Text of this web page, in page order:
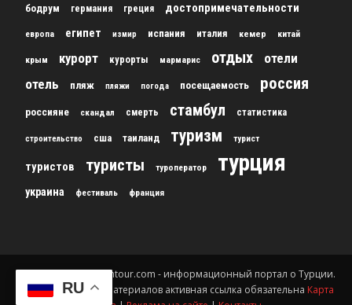
бодрум германия греция достопримечательности
европа египет измир испания италия кемер китай
крым курорт курорты мармарис отдых
отели
отель
пляж пляжи погода посещаемость россия
россияне скандал смерть стамбул статистика
строительство сша таиланд туризм турист
туристов туристы туроператор турция
украина фестиваль франция
© 2012-2024 gursesintour.com - информационный портал о Турции.
При копировании материалов активная ссылка обязательна Карта
RU